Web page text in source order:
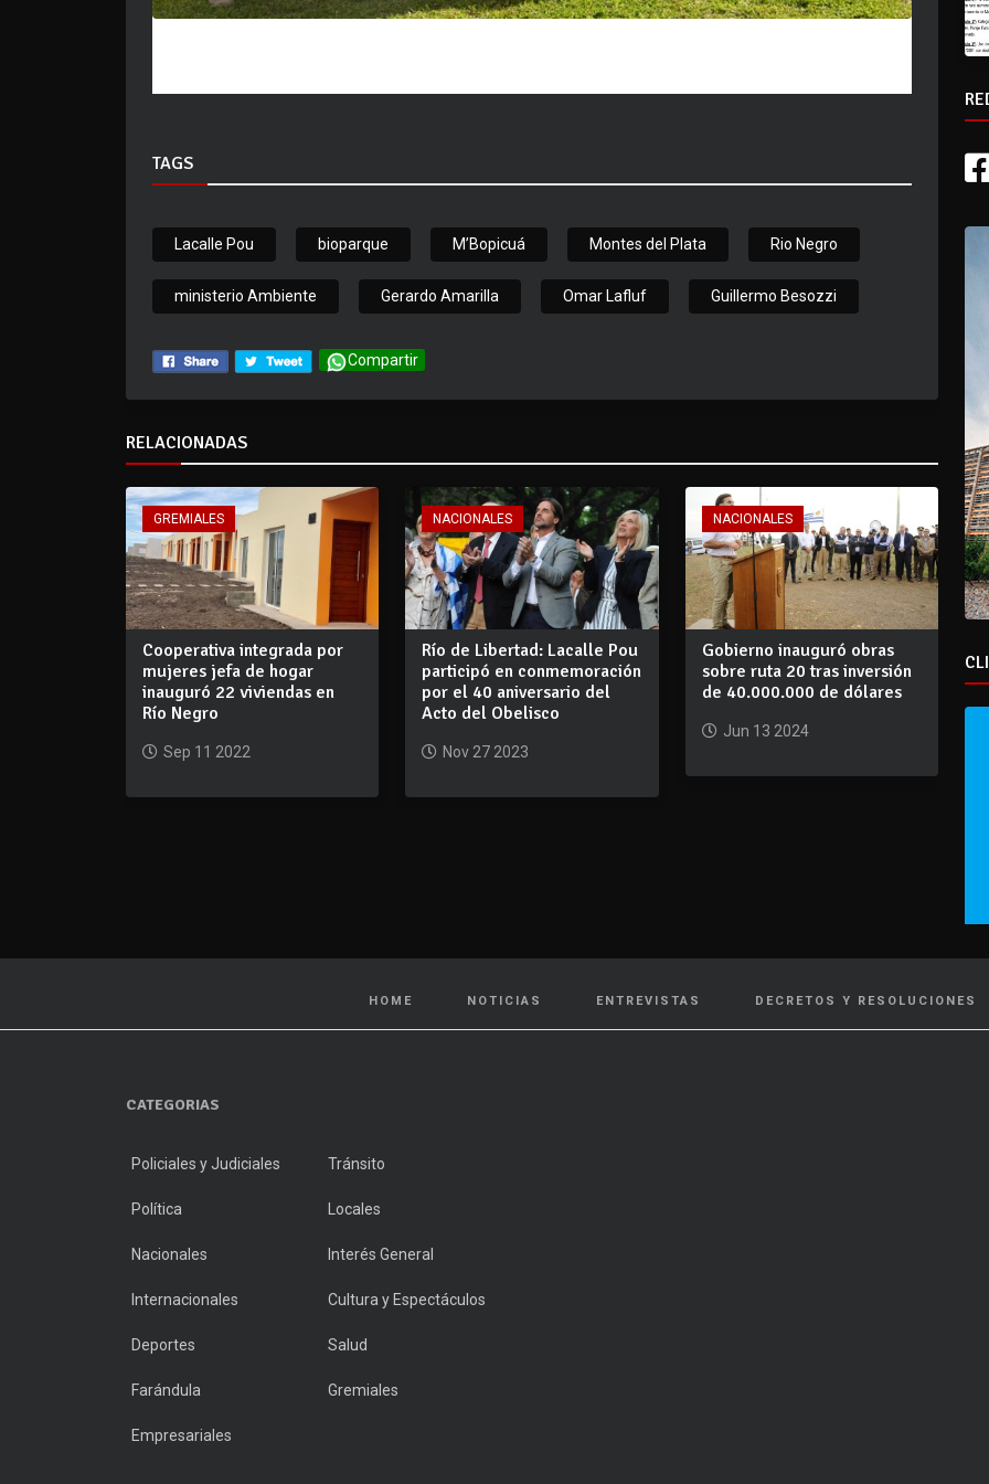
TAGS
Lacalle Pou bioparque M’Bopicuá Montes del Plata Rio Negro
ministerio Ambiente Gerardo Amarilla Omar Lafluf Guillermo Besozzi
Compartir
RELACIONADAS
GREMIALES
Cooperativa integrada por
mujeres jefa de hogar
inauguró 22 viviendas en
Río Negro
Sep 11 2022
NACIONALES
Río de Libertad: Lacalle Pou
participó en conmemoración
por el 40 aniversario del
Acto del Obelisco
Nov 27 2023
NACIONALES
Gobierno inauguró obras
sobre ruta 20 tras inversión
de 40.000.000 de dólares
Jun 13 2024
HOME NOTICIAS ENTREVISTAS DECRETOS Y RESOLUCIONES
CATEGORIAS
Policiales y Judiciales Tránsito
Política Locales
Nacionales Interés General
Internacionales Cultura y Espectáculos
Deportes Salud
Farándula Gremiales
Empresariales